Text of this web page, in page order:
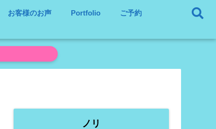
お客様のお声 Portfolio ご予約
ノリ